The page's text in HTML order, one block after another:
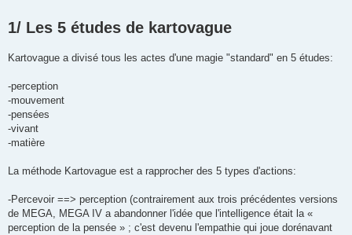
1/ Les 5 études de kartovague
Kartovague a divisé tous les actes d'une magie "standard" en 5 études:
-perception
-mouvement
-pensées
-vivant
-matière
La méthode Kartovague est a rapprocher des 5 types d'actions:
-Percevoir ==> perception (contrairement aux trois précédentes versions
de MEGA, MEGA IV a abandonner l'idée que l'intelligence était la «
perception de la pensée » ; c'est devenu l'empathie qui joue dorénavant